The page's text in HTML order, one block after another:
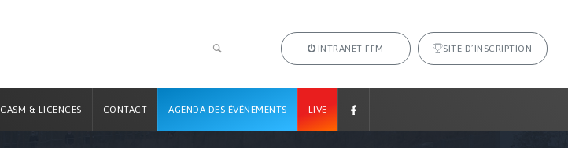
INTRANET FFM SITE D’INSCRIPTION
CASM & LICENCES CONTACT AGENDA DES ÉVÉNEMENTS LIVE